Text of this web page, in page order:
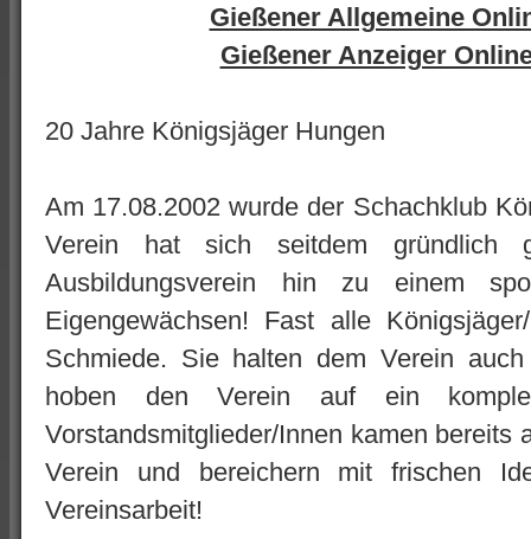
Gießener Allgemeine
Gießener Anzeiger
20 Jahre Königsjäger Hungen
Am 17.08.2002 wurde der Schachklub
Verein hat sich seitdem gründlich
Ausbildungsverein hin zu einem
Eigengewächsen! Fast alle
Schmiede. Sie halten dem Verein
hoben den Verein auf ein
Vorstandsmitglieder/Innen kamen bereits
Verein und bereichern mit frischen
Vereinsarbeit!